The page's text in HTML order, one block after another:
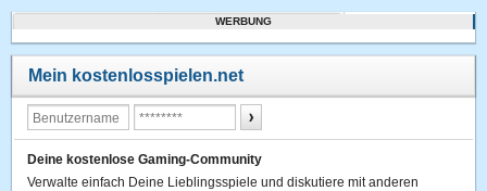
WERBUNG
Mein kostenlosspielen.net
Deine kostenlose Gaming-Community
Verwalte einfach Deine Lieblingsspiele und diskutiere mit anderen